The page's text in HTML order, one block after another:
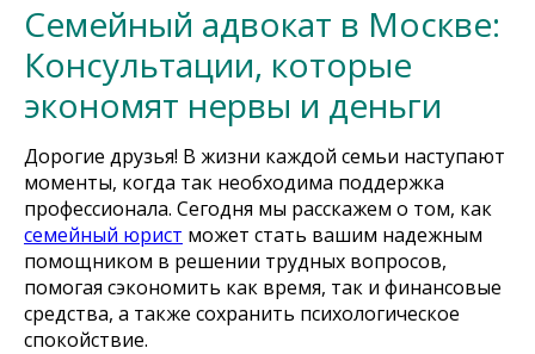
Семейный адвокат в Москве:
Консультации, которые
экономят нервы и деньги
Дорогие друзья! В жизни каждой семьи наступают
моменты, когда так необходима поддержка
профессионала. Сегодня мы расскажем о том, как
семейный юрист может стать вашим надежным
помощником в решении трудных вопросов,
помогая сэкономить как время, так и финансовые
средства, а также сохранить психологическое
спокойствие.